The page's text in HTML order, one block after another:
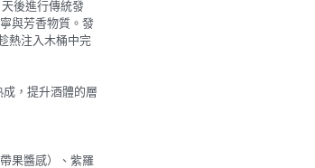
後進行傳統發
與芳香物質。發
熱注入木桶中完
，提升酒體的層
果醬感）、紫羅